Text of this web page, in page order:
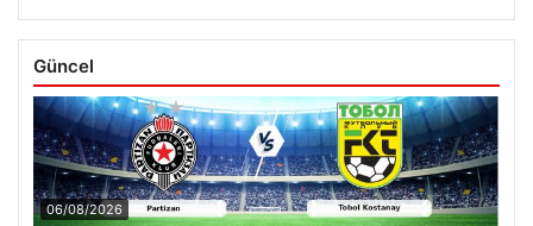
Güncel
06/08/2026